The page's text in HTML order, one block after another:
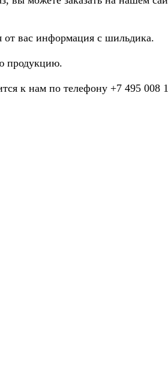
от вас информация с шильдика.
продукцию.
к нам по телефону +7 495 008